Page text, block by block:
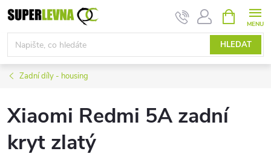
Přejít
na
obsah
HLEDAT
NÁKUPNÍ
KOŠÍK
Zadní díly - housing
Xiaomi Redmi 5A zadní
kryt zlatý